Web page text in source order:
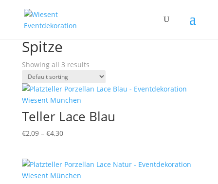
Spitze
Showing all 3 results
Teller Lace Blau
€2,09– €4,30